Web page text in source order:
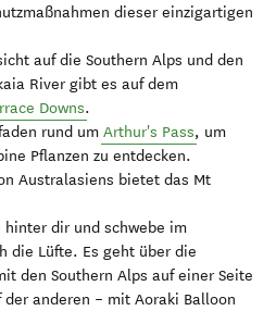
dieser einzigartigen
auf die Southern Alps und den
River gibt es auf dem
Downs.
rund um Arthur's Pass, um
Pflanzen zu entdecken.
Australasiens bietet das Mt
hinter dir und schwebe im
die Lüfte. Es geht über die
den Southern Alps auf einer Seite
der anderen – mit Aoraki Balloon